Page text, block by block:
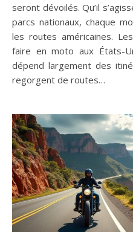
seront dévoilés. Qu’il
parcs nationaux, chaque
les routes américaines.
faire en moto aux États-
dépend largement des
regorgent de routes…